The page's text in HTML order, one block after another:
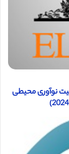
نوآوری محیطی